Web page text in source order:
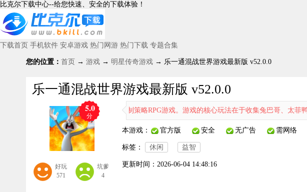
比克尔下载中心--给您快速、安全的下载体验！
下载首页 手机软件 安卓游戏 热门网游 热门下载 专题合集
您的位置： 首页 → 游戏 → 明星传奇游戏 → 乐一通混战世界游戏最新版 v52.0.0
乐一通混战世界游戏最新版 v52.0.0
5.0
分
好玩
571
坑爹
4
世界》是一款卡通风格的回合制策略RPG游戏。游戏的核心玩法在于收集兔巴哥、太菲鸭等经
本游戏： 官方版 安全 无广告 需网络
标签： 休闲 益智
更新时间： 2026-06-04 14:48:16